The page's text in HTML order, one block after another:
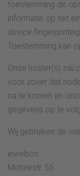
toestemming de
informatie op het
device
Toestemming kan
Onze hoster(s) zal/
voor zover dat
na te komen en
gegevens op te
Wij gebruiken de
inwebco
Möhnestr. 55